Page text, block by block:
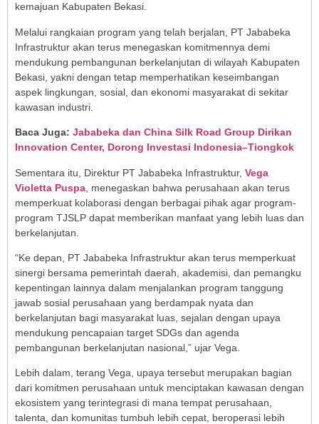
kemajuan Kabupaten Bekasi.
Melalui rangkaian program yang telah berjalan, PT Jababeka
Infrastruktur akan terus menegaskan komitmennya demi
mendukung pembangunan berkelanjutan di wilayah Kabupaten
Bekasi, yakni dengan tetap memperhatikan keseimbangan
aspek lingkungan, sosial, dan ekonomi masyarakat di sekitar
kawasan industri.
Baca Juga: Jababeka dan China Silk Road Group Dirikan
Innovation Center, Dorong Investasi Indonesia–Tiongkok
Sementara itu, Direktur PT Jababeka Infrastruktur, Vega
Violetta Puspa , menegaskan bahwa perusahaan akan terus
memperkuat kolaborasi dengan berbagai pihak agar program-
program TJSLP dapat memberikan manfaat yang lebih luas dan
berkelanjutan.
“Ke depan, PT Jababeka Infrastruktur akan terus memperkuat
sinergi bersama pemerintah daerah, akademisi, dan pemangku
kepentingan lainnya dalam menjalankan program tanggung
jawab sosial perusahaan yang berdampak nyata dan
berkelanjutan bagi masyarakat luas, sejalan dengan upaya
mendukung pencapaian target SDGs dan agenda
pembangunan berkelanjutan nasional,” ujar Vega.
Lebih dalam, terang Vega, upaya tersebut merupakan bagian
dari komitmen perusahaan untuk menciptakan kawasan dengan
ekosistem yang terintegrasi di mana tempat perusahaan,
talenta, dan komunitas tumbuh lebih cepat, beroperasi lebih